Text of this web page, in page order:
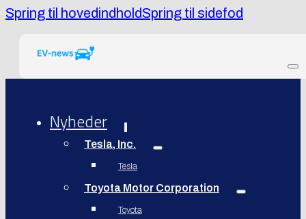
Spring til hovedindholdSpring til sidefod
Nyheder
Tesla, Inc.
Tesla
Toyota Motor Corporation
Toyota